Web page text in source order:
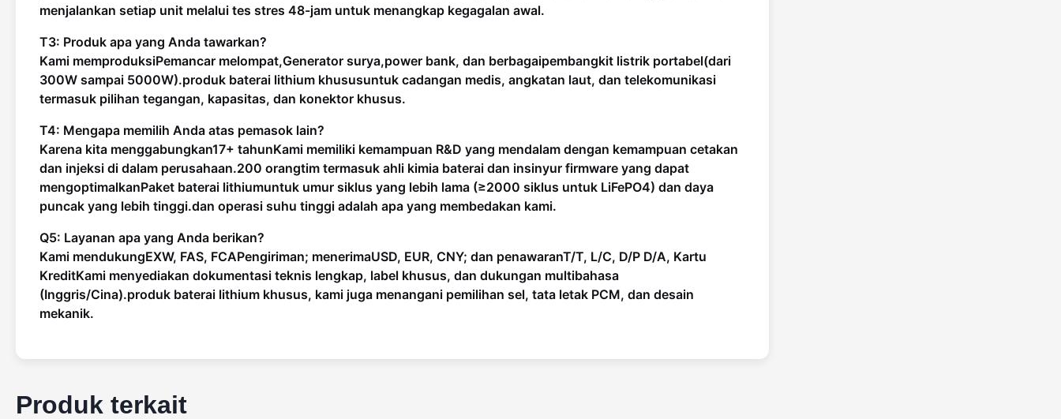
menjalankan setiap unit melalui tes stres 48-jam untuk menangkap kegagalan awal.
T3: Produk apa yang Anda tawarkan?
Kami memproduksiPemancar melompat,Generator surya,power bank, dan berbagaipembangkit listrik portabel(dari
300W sampai 5000W).produk baterai lithium khususuntuk cadangan medis, angkatan laut, dan telekomunikasi
termasuk pilihan tegangan, kapasitas, dan konektor khusus.
T4: Mengapa memilih Anda atas pemasok lain?
Karena kita menggabungkan17+ tahunKami memiliki kemampuan R&D yang mendalam dengan kemampuan cetakan
dan injeksi di dalam perusahaan.200 orangtim termasuk ahli kimia baterai dan insinyur firmware yang dapat
mengoptimalkanPaket baterai lithiumuntuk umur siklus yang lebih lama (≥2000 siklus untuk LiFePO4) dan daya
puncak yang lebih tinggi.dan operasi suhu tinggi adalah apa yang membedakan kami.
Q5: Layanan apa yang Anda berikan?
Kami mendukungEXW, FAS, FCAPengiriman; menerimaUSD, EUR, CNY; dan penawaranT/T, L/C, D/P D/A, Kartu
KreditKami menyediakan dokumentasi teknis lengkap, label khusus, dan dukungan multibahasa
(Inggris/Cina).produk baterai lithium khusus, kami juga menangani pemilihan sel, tata letak PCM, dan desain
mekanik.
Produk terkait